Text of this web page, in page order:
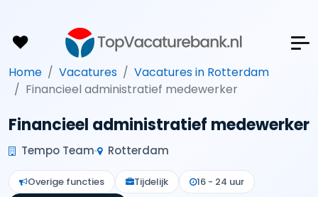
Home Vacatures
Vacatures in Rotterdam
Financieel administratief medewerker
Financieel administratief medewerker
Tempo Team Rotterdam
Overige functies Tijdelijk
16 - 24 uur